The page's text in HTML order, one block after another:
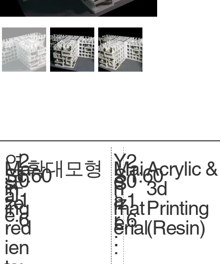
연
도
:
2
0
1
6
Ma
in
ing
red
ien
Sc
al
e.
확대모형
1:60
si
ze
.
Y
e
a
r
:
Mai
n
mat
erial
:
S
.
S
iz
e.
2
0
1
6
1:60Acrylic &
3d
Printing
(Resin)